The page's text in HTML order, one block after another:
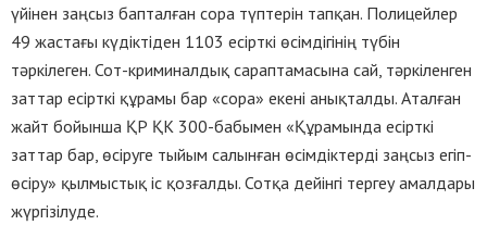
үйінен заңсыз бапталған сора түптерін тапқан. Полицейлер
49 жастағы күдіктіден 1103 есірткі өсімдігінің түбін
тәркілеген. Сот-криминалдық сараптамасына сай, тәркіленген
заттар есірткі құрамы бар «сора» екені анықталды. Аталған
жайт бойынша ҚР ҚК 300-бабымен «Құрамында есiрткi
заттар бар, өсiруге тыйым салынған өсiмдiктердi заңсыз егіп-
өсіру» қылмыстық іс қозғалды. Сотқа дейінгі тергеу амалдары
жүргізілуде.